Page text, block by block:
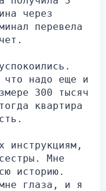
через
перевела
что надо еще и
300 тысяч
квартира
инструкциям,
Мне
историю.
глаза, и я